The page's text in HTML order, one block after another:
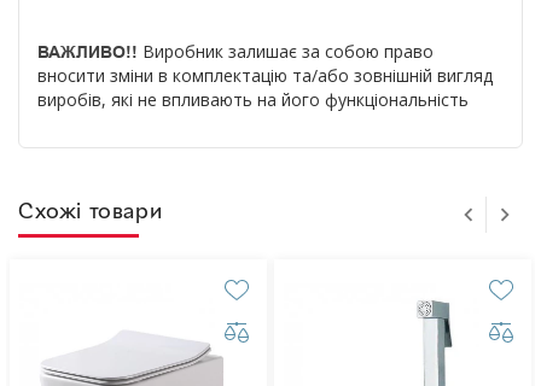
ВАЖЛИВО!! Виробник залишає за собою право
вносити зміни в комплектацію та/або зовнішній вигляд
виробів, які не впливають на його функціональність
Схожі товари